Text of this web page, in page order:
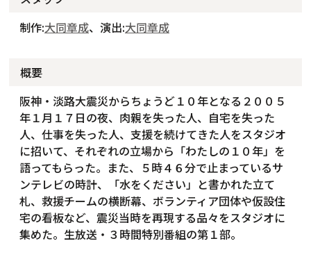
制作:大同章成、演出:大同章成
概要
阪神・淡路大震災からちょうど１０年となる２００５
年１月１７日の夜、肉親を失った人、自宅を失った
人、仕事を失った人、支援を続けてきた人をスタジオ
に招いて、それぞれの立場から「わたしの１０年」を
語ってもらった。また、５時４６分で止まっているサ
ンテレビの時計、「水をください」と書かれた立て
札、救援チームの横断幕、ボランティア団体や仮設住
宅の看板など、震災当時を再現する品々をスタジオに
集めた。生放送・３時間特別番組の第１部。